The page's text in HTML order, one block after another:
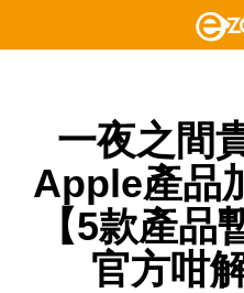
一夜之間
Apple產品
【5款產品
官方咁